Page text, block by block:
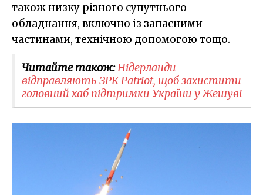
також низку різного супутнього
обладнання, включно із запасними
частинами, технічною допомогою тощо.
Читайте також:Нідерланди
відправляють ЗРК Patriot, щоб захистити
головний хаб підтримки України у Жешуві